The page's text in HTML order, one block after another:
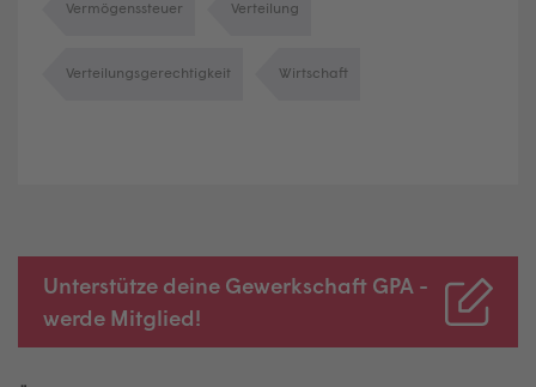
Vermögenssteuer Verteilung
Verteilungsgerechtigkeit Wirtschaft
Unterstütze deine Gewerkschaft GPA -
werde Mitglied!